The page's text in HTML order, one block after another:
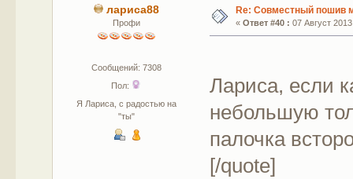
лариса88
Профи
Сообщений: 7308
Пол:
Я Лариса, с радостью на
"ты"
Re: Совместный пошив
« Ответ #40 : 07 Август
Лариса, если
небольшую
палочка
[/quote]